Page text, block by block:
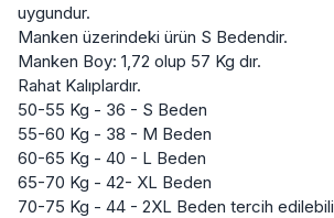
uygundur.
Manken üzerindeki ürün S Bedendir.
Manken Boy: 1,72 olup 57 Kg dır.
Rahat Kalıplardır.
50-55 Kg - 36 - S Beden
55-60 Kg - 38 - M Beden
60-65 Kg - 40 - L Beden
65-70 Kg - 42- XL Beden
70-75 Kg - 44 - 2XL Beden tercih edilebili